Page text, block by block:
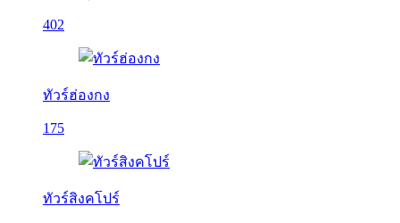
402
ทัวร์ฮ่องกง
175
ทัวร์สิงคโปร์